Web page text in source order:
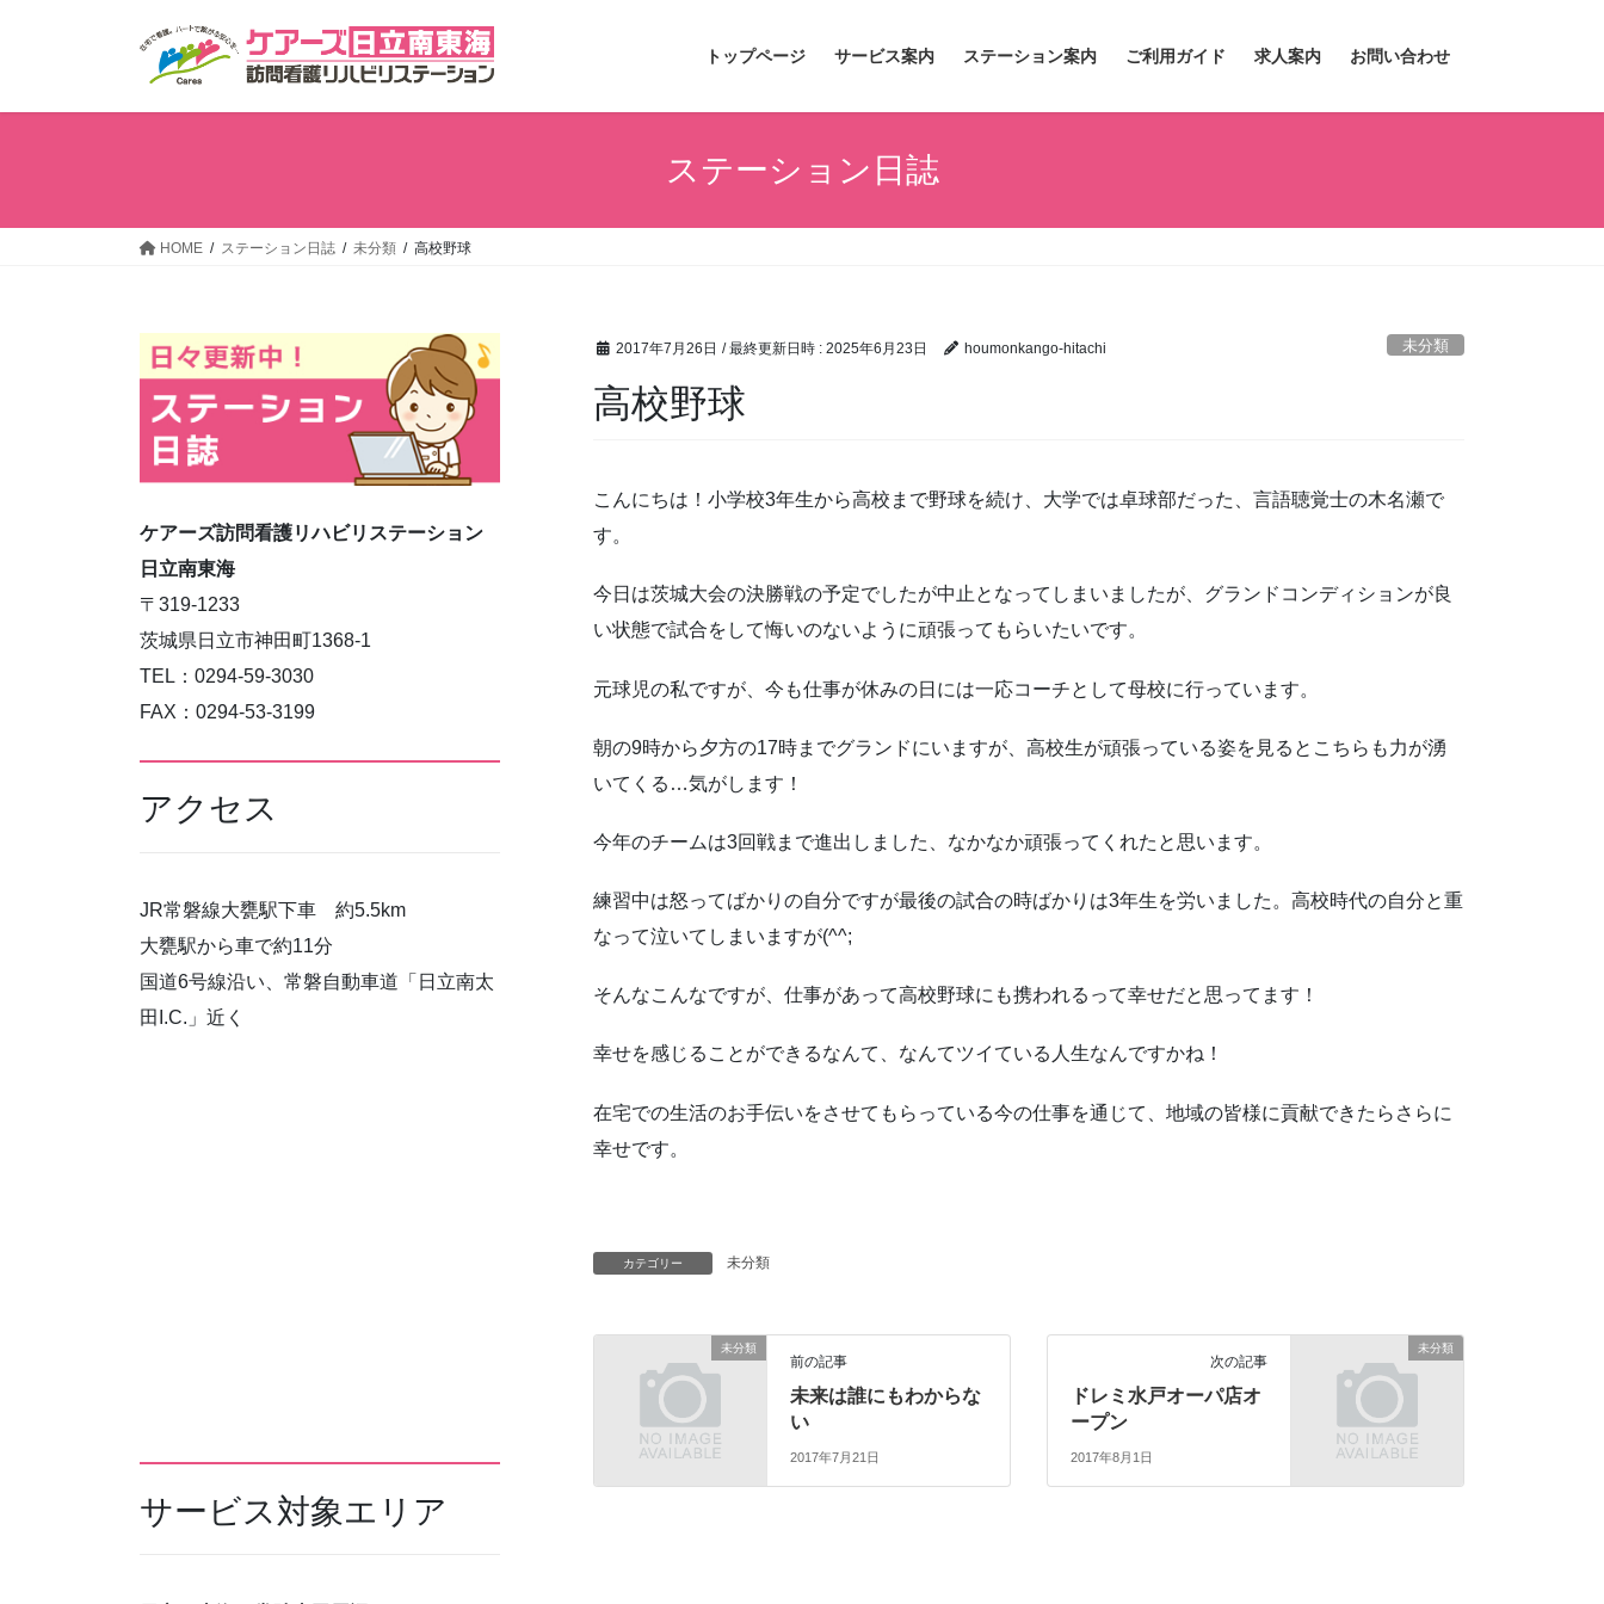
トップページ サービス案内 ステーション案内 ご利用ガイド 求人案内 お問い合わせ
ステーション日誌
HOME ステーション日誌 未分類 高校野球
2017年7月26日 / 最終更新日時 : 2025年6月23日 houmonkango-hitachi 未分類
高校野球
こんにちは！小学校3年生から高校まで野球を続け、大学では卓球部だった、言語聴覚士の木名瀬で
す。
今日は茨城大会の決勝戦の予定でしたが中止となってしまいましたが、グランドコンディションが良
い状態で試合をして悔いのないように頑張ってもらいたいです。
元球児の私ですが、今も仕事が休みの日には一応コーチとして母校に行っています。
朝の9時から夕方の17時までグランドにいますが、高校生が頑張っている姿を見るとこちらも力が湧
いてくる…気がします！
今年のチームは3回戦まで進出しました、なかなか頑張ってくれたと思います。
練習中は怒ってばかりの自分ですが最後の試合の時ばかりは3年生を労いました。高校時代の自分と重
なって泣いてしまいますが(^^;
そんなこんなですが、仕事があって高校野球にも携われるって幸せだと思ってます！
幸せを感じることができるなんて、なんてツイている人生なんですかね！
在宅での生活のお手伝いをさせてもらっている今の仕事を通じて、地域の皆様に貢献できたらさらに
幸せです。
カテゴリー 未分類
未分類
前の記事
未来は誰にもわからな
い
2017年7月21日
未分類
次の記事
ドレミ水戸オーパ店オ
ープン
2017年8月1日
ケアーズ訪問看護リハビリステーション
日立南東海
〒319-1233
茨城県日立市神田町1368-1
TEL：0294-59-3030
FAX：0294-53-3199
アクセス
JR常磐線大甕駅下車 約5.5km
大甕駅から車で約11分
国道6号線沿い、常磐自動車道「日立南太
田I.C.」近く
サービス対象エリア